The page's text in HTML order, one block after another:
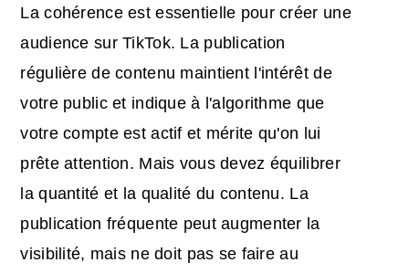
La cohérence est essentielle pour créer une
audience sur TikTok. La publication
régulière de contenu maintient l'intérêt de
votre public et indique à l'algorithme que
votre compte est actif et mérite qu'on lui
prête attention. Mais vous devez équilibrer
la quantité et la qualité du contenu. La
publication fréquente peut augmenter la
visibilité, mais ne doit pas se faire au